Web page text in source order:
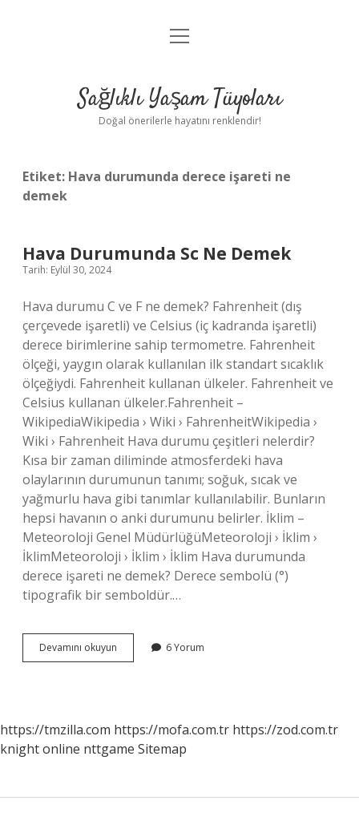
Anasayfa
Yasal Uyarı
menüyü
Sağlıklı Yaşam Tüyoları
Doğal önerilerle hayatını renklendir!
Etiket: Hava durumunda derece işareti ne
demek
Hava Durumunda Sc Ne Demek
Tarih: Eylül 30, 2024
Hava durumu C ve F ne demek? Fahrenheit (dış
çerçevede işaretli) ve Celsius (iç kadranda işaretli)
derece birimlerine sahip termometre. Fahrenheit
ölçeği, yaygın olarak kullanılan ilk standart sıcaklık
ölçeğiydi. Fahrenheit kullanan ülkeler. Fahrenheit ve
Celsius kullanan ülkeler.Fahrenheit –
WikipediaWikipedia › Wiki › FahrenheitWikipedia ›
Wiki › Fahrenheit Hava durumu çeşitleri nelerdir?
Kısa bir zaman diliminde atmosferdeki hava
olaylarının durumunun tanımı; soğuk, sıcak ve
yağmurlu hava gibi tanımlar kullanılabilir. Bunların
hepsi havanın o anki durumunu belirler. İklim –
Meteoroloji Genel MüdürlüğüMeteoroloji › İklim ›
İklimMeteoroloji › İklim › İklim Hava durumunda
derece işareti ne demek? Derece sembolü (°)
tipografik bir semboldür.…
Devamını okuyun
Durumunda
6 Yorum
https://tmzilla.com https://mofa.com.tr https://zod.com.tr
knight online nttgame Sitemap